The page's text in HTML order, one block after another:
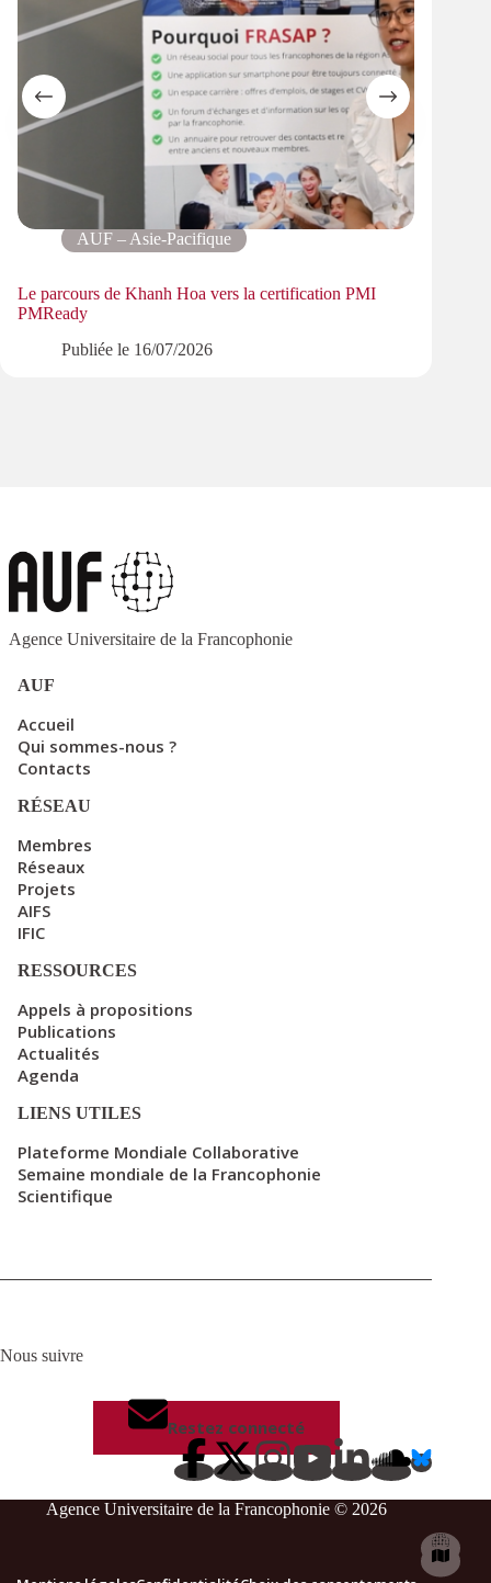
AUF – Asie-Pacifique
Le parcours de Khanh Hoa vers la certification PMI
PMReady
Publiée le 16/07/2026
Agence Universitaire de la Francophonie
AUF
Accueil
Qui sommes-nous ?
Contacts
RÉSEAU
Membres
Réseaux
Projets
AIFS
IFIC
RESSOURCES
Appels à propositions
Publications
Actualités
Agenda
LIENS UTILES
Plateforme Mondiale Collaborative
Semaine mondiale de la Francophonie
Scientifique
Nous suivre
Restez connecté
Agence Universitaire de la Francophonie © 2026